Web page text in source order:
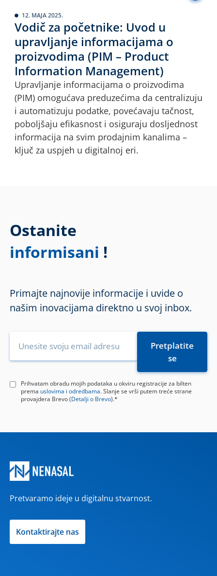
12. MAJA 2025.
Vodič za početnike: Uvod u
upravljanje informacijama o
proizvodima (PIM – Product
Information Management)
Upravljanje informacijama o proizvodima
(PIM) omogućava preduzećima da centralizuju
i automatizuju podatke, povećavaju tačnost,
poboljšaju efikasnost i osiguraju dosljednost
informacija na svim prodajnim kanalima –
ključ za uspjeh u digitalnoj eri.
Ostanite
informisani !
Primajte najnovije informacije i uvide o
našim inovacijama direktno u svoj inbox.
Prihvatam obradu mojih podataka u okviru registracije za bilten
prema uslovima i odredbama. Slanje se vrši putem treće strane
provajdera Brevo (Detalji o Brevo).*
Pretvaramo ideje u digitalnu stvarnost.
Kontaktirajte nas